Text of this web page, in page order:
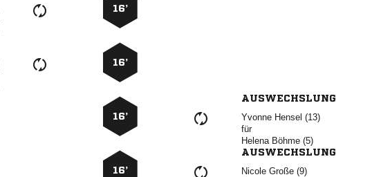
16’
16’
16’
AUSWECHSLUNG
  
für
  
16’
AUSWECHSLUNG
  